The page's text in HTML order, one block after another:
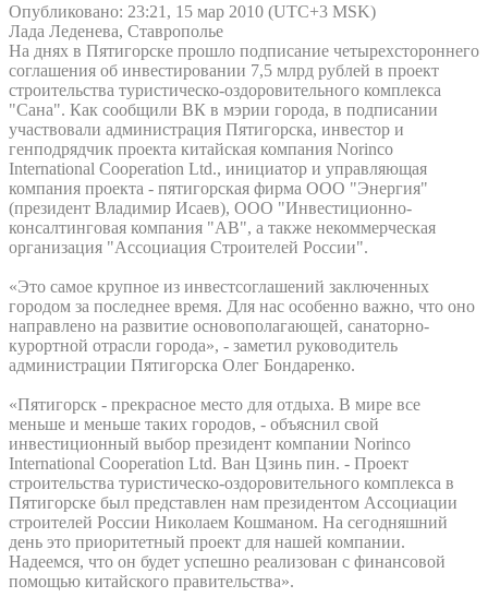
Опубликовано: 23:21, 15 мар 2010 (UTC+3 MSK)
Лада Леденева, Ставрополье
На днях в Пятигорске прошло подписание четырехстороннего
соглашения об инвестировании 7,5 млрд рублей в проект
строительства туристическо-оздоровительного комплекса
"Сана". Как сообщили ВК в мэрии города, в подписании
участвовали администрация Пятигорска, инвестор и
генподрядчик проекта китайская компания Norinco
International Cooperation Ltd., инициатор и управляющая
компания проекта - пятигорская фирма ООО "Энергия"
(президент Владимир Исаев), ООО "Инвестиционно-
консалтинговая компания "АВ", а также некоммерческая
организация "Ассоциация Строителей России".
«Это самое крупное из инвестсоглашений заключенных
городом за последнее время. Для нас особенно важно, что оно
направлено на развитие основополагающей, санаторно-
курортной отрасли города», - заметил руководитель
администрации Пятигорска Олег Бондаренко.
«Пятигорск - прекрасное место для отдыха. В мире все
меньше и меньше таких городов, - объяснил свой
инвестиционный выбор президент компании Norinco
International Cooperation Ltd. Ван Цзинь пин. - Проект
строительства туристическо-оздоровительного комплекса в
Пятигорске был представлен нам президентом Ассоциации
строителей России Николаем Кошманом. На сегодняшний
день это приоритетный проект для нашей компании.
Надеемся, что он будет успешно реализован с финансовой
помощью китайского правительства».